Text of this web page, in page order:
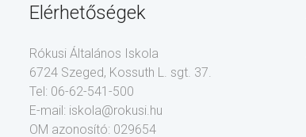
Elérhetőségek
Rókusi Általános Iskola
6724 Szeged, Kossuth L. sgt. 37.
Tel: 06-62-541-500
E-mail: iskola@rokusi.hu
OM azonosító: 029654